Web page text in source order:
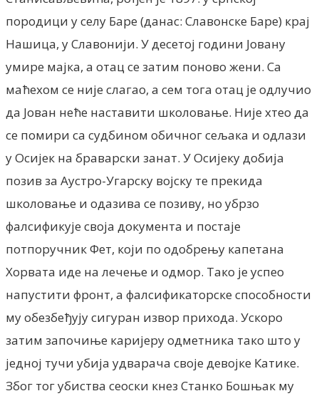
породици у селу Баре (данас: Славонске Баре) крај
Нашица, у Славонији. У десетој години Јовану
умире мајка, а отац се затим поново жени. Са
маћехом се није слагао, а сем тога отац је одлучио
да Јован неће наставити школовање. Није хтео да
се помири са судбином обичног сељака и одлази
у Осијек на браварски занат. У Осијеку добија
позив за Аустро-Угарску војску те прекида
школовање и одазива се позиву, но убрзо
фалсификује своја документа и постаје
потпоручник Фет, који по одобрењу капетана
Хорвата иде на лечење и одмор. Тако је успео
напустити фронт, а фалсификаторске способности
му обезбеђују сигуран извор прихода. Ускоро
затим започиње каријеру одметника тако што у
једној тучи убија удварача своје девојке Катике.
Због тог убиства сеоски кнез Станко Бошњак му